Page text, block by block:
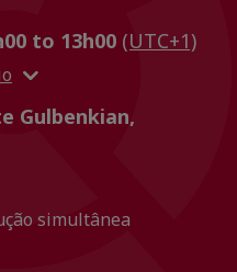
to 13h00 (UTC+1)
Gulbenkian,
simultânea